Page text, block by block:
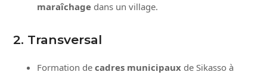
maraîchage dans un village.
2. Transversal
Formation decadres municipaux de Sikasso à